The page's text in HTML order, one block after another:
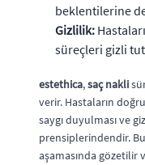
beklentilerine
Gizlilik:
süreçleri gizli
estethica,saç nakli
verir. Hastaların
saygı duyulması ve
prensiplerindendir.
aşamasında gözetilir